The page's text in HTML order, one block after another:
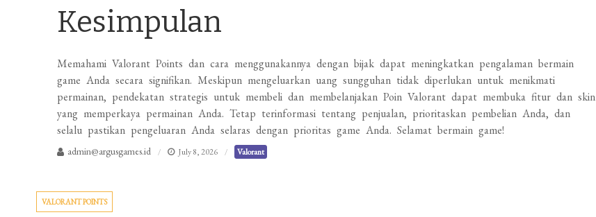
Kesimpulan
Memahami Valorant Points dan cara menggunakannya dengan bijak dapat meningkatkan pengalaman bermain
game Anda secara signifikan. Meskipun mengeluarkan uang sungguhan tidak diperlukan untuk menikmati
permainan, pendekatan strategis untuk membeli dan membelanjakan Poin Valorant dapat membuka fitur dan skin
yang memperkaya permainan Anda. Tetap terinformasi tentang penjualan, prioritaskan pembelian Anda, dan
selalu pastikan pengeluaran Anda selaras dengan prioritas game Anda. Selamat bermain game!
admin@argusgames.id July 8, 2026 Valorant
VALORANT POINTS